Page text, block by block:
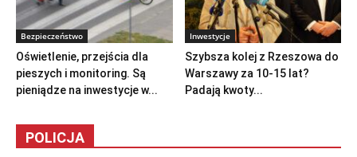
Bezpieczeństwo
Oświetlenie, przejścia dla
pieszych i monitoring. Są
pieniądze na inwestycje w...
Inwestycje
Szybsza kolej z Rzeszowa do
Warszawy za 10-15 lat?
Padają kwoty...
POLICJA